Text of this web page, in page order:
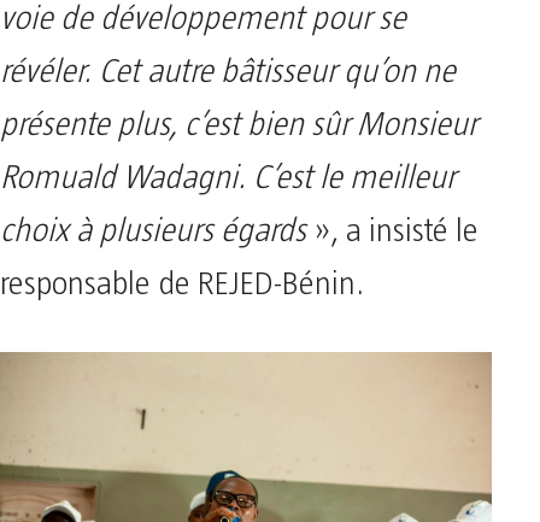
voie de développement pour se
révéler. Cet autre bâtisseur qu’on ne
présente plus, c’est bien sûr Monsieur
Romuald Wadagni. C’est le meilleur
choix à plusieurs égards », a insisté le
responsable de REJED-Bénin.